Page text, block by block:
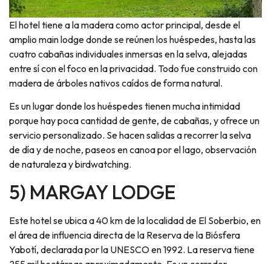
El hotel tiene a la madera como actor principal, desde el
amplio main lodge donde se reúnen los huéspedes, hasta las
cuatro cabañas individuales inmersas en la selva, alejadas
entre sí con el foco en la privacidad. Todo fue construido con
madera de árboles nativos caídos de forma natural.
Es un lugar donde los huéspedes tienen mucha intimidad
porque hay poca cantidad de gente, de cabañas, y ofrece un
servicio personalizado. Se hacen salidas a recorrer la selva
de día y de noche, paseos en canoa por el lago, observación
de naturaleza y birdwatching.
5) MARGAY LODGE
Este hotel se ubica a 40 km de la localidad de El Soberbio, en
el área de influencia directa de la Reserva de la Biósfera
Yabotí, declarada por la UNESCO en 1992. La reserva tiene